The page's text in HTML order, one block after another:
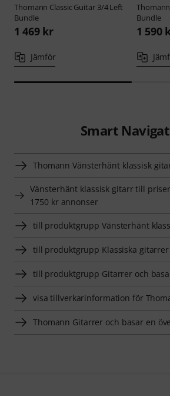
Thomann Classic Guitar 3/4 Left
Bundle
1 469 kr
Jämför
Thomann
Bundle
1 590
Smart
Thomann Vänsterhänt klassisk
Vänsterhänt klassisk gitarr till
1750 kr annonser
till produktgrupp Vänsterhänt
till produktgrupp Klassiska gitarrer
till produktgrupp Gitarrer och
visa tillverkarinformation för
Thomann Gitarrer och basar en